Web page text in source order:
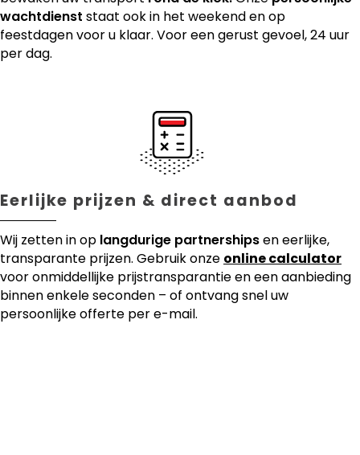
wachtdienst staat ook in het weekend en op
feestdagen voor u klaar. Voor een gerust gevoel, 24 uur
per dag.
Eerlijke prijzen & direct aanbod
Wij zetten in op langdurige partnershipsen eerlijke,
transparante prijzen. Gebruik onze online calculator
voor onmiddellijke prijstransparantie en een aanbieding
binnen enkele seconden – of ontvang snel uw
persoonlijke offerte per e-mail.